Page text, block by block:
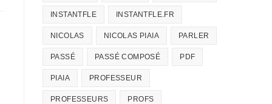
INSTANTFLE INSTANTFLE.FR
NICOLAS NICOLAS PIAIA PARLER
PASSÉ PASSÉ COMPOSÉ PDF
PIAIA PROFESSEUR
PROFESSEURS PROFS